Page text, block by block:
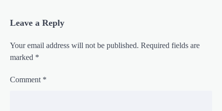
Leave a Reply
Your email address will not be published. Required fields are
marked *
Comment *